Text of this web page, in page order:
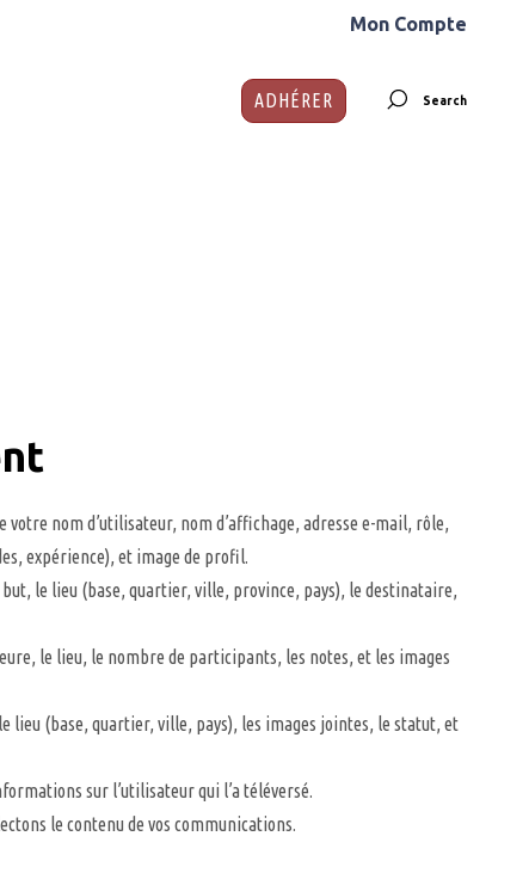
Mon Compte
ADHÉRER Search
nom d’utilisateur, nom d’affichage, adresse e-mail, rôle,
expérience), et image de profil.
le lieu (base, quartier, ville, province, pays), le destinataire,
le lieu, le nombre de participants, les notes, et les images
lieu (base, quartier, ville, pays), les images jointes, le statut, et
sur l’utilisateur qui l’a téléversé.
le contenu de vos communications.